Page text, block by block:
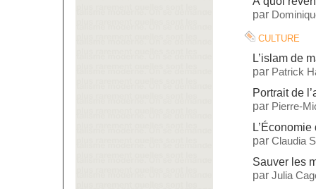
par
culture
L’islam de
par Patrick
Portrait de
par Pierre-
par Claudia
Sauver les
par Julia